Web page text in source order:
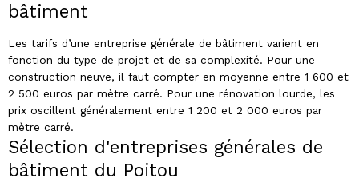
bâtiment
Les tarifs d’une entreprise générale de bâtiment varient en
fonction du type de projet et de sa complexité. Pour une
construction neuve, il faut compter en moyenne entre 1 600 et
2 500 euros par mètre carré. Pour une rénovation lourde, les
prix oscillent généralement entre 1 200 et 2 000 euros par
mètre carré.
Sélection d'entreprises générales de
bâtiment du Poitou